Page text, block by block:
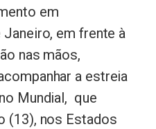
em
Janeiro, em frente à
nas mãos,
a estreia
no Mundial, que
(13), nos Estados